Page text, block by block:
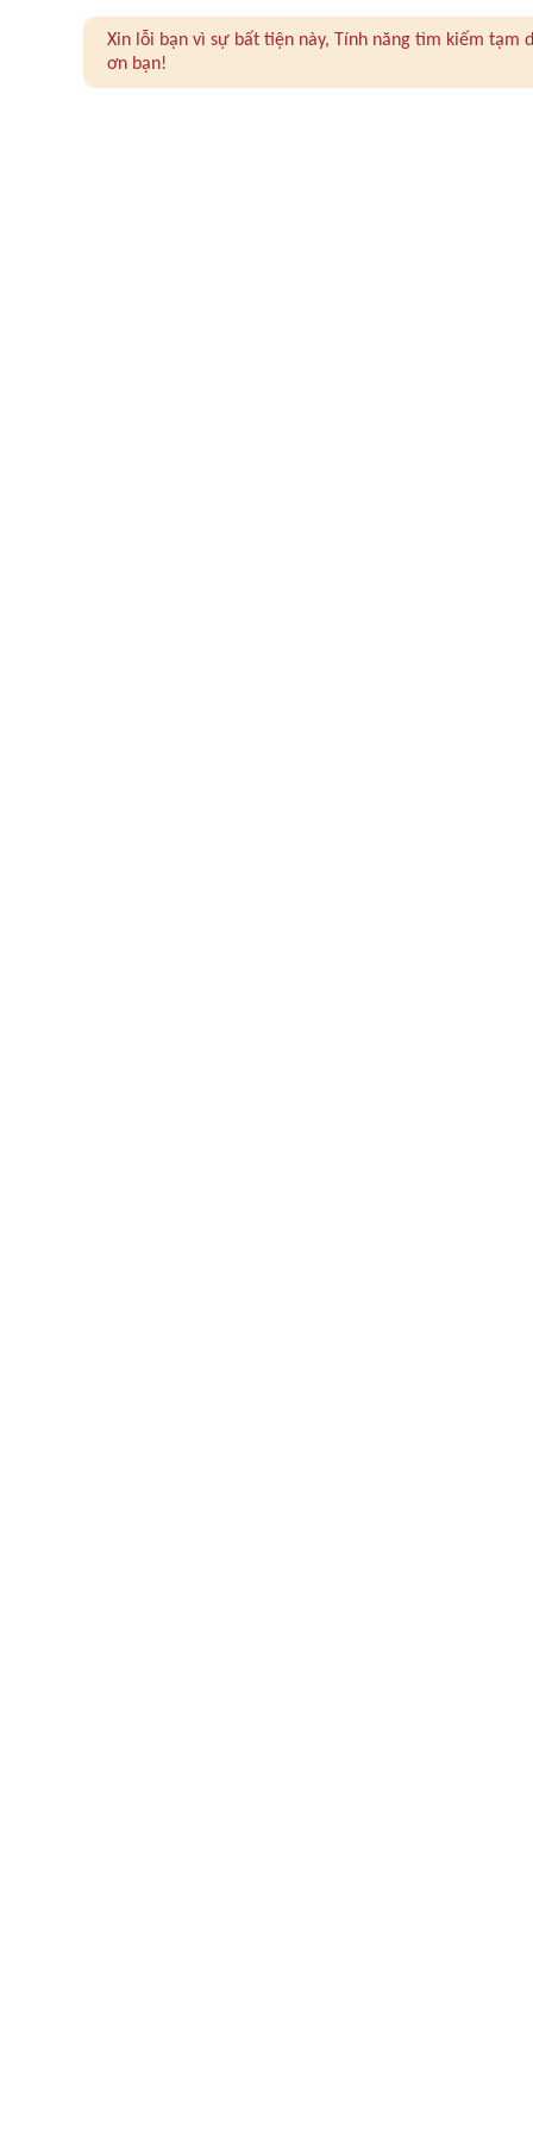
Xin lỗi bạn vì sự bất tiện này, Tính năng tìm kiếm
ơn bạn!